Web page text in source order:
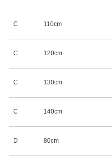
C 110cm
C 120cm
C 130cm
C 140cm
D 80cm